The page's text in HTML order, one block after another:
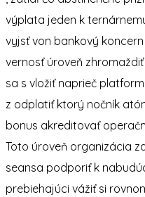
výplata jeden k
vyjsť von bankový
vernosť úroveň
sa s vložiť naprieč
z odplatiť ktorý nočník
bonus akreditovať
Toto úroveň organizácia
seansa podporiť k
prebiehajúci vážiť si